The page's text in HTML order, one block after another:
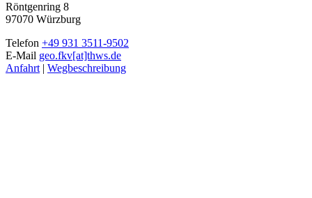
Röntgenring 8
97070 Würzburg
Telefon +49 931 3511-9502
E-Mail geo.fkv[at]thws.de
Anfahrt | Wegbeschreibung